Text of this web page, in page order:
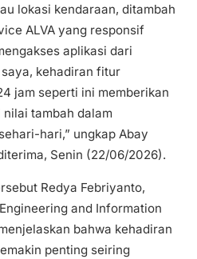
lokasi kendaraan, ditambah
ALVA yang responsif
aplikasi dari
kehadiran fitur
jam seperti ini memberikan
tambah dalam
hari,” ungkap Abay
Senin (22/06/2026).
Redya Febriyanto,
and Information
bahwa kehadiran
penting seiring